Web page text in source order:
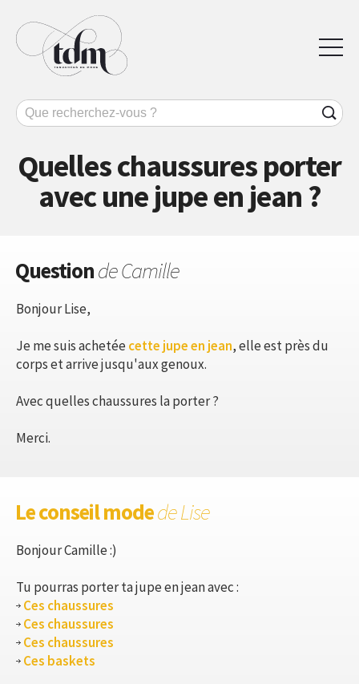
Quelles chaussures porter
avec une jupe en jean ?
Questionde Camille
Bonjour Lise,
Je me suis achetéecette jupe en jean, elle est près du
corps et arrive jusqu'aux genoux.
Avec quelles chaussures la porter ?
Merci.
Le conseil modede Lise
Bonjour Camille :)
Tu pourras porter ta jupe en jean avec :
Ces chaussures
Ces chaussures
Ces chaussures
Ces baskets